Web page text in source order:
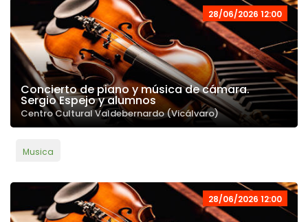
28/06/2026 12:00
Concierto de piano y música de cámara.
Sergio Espejo y alumnos
Centro Cultural Valdebernardo (Vicálvaro)
Musica
28/06/2026 12:00